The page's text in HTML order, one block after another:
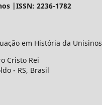
|ISSN: 2236-1782
em História da Unisinos
Cristo Rei
- RS, Brasil